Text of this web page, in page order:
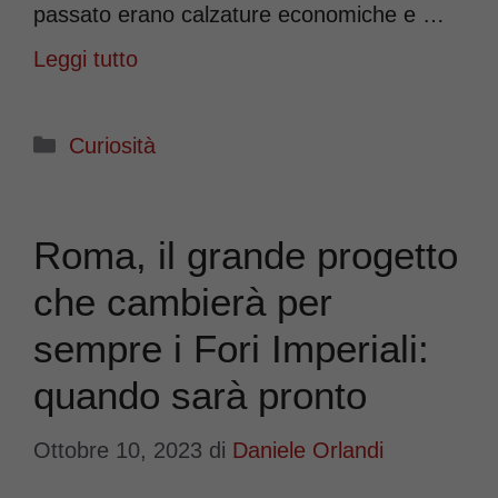
passato erano calzature economiche e …
Leggi tutto
Categorie
Curiosità
Roma, il grande progetto
che cambierà per
sempre i Fori Imperiali:
quando sarà pronto
Ottobre 10, 2023 di Daniele Orlandi